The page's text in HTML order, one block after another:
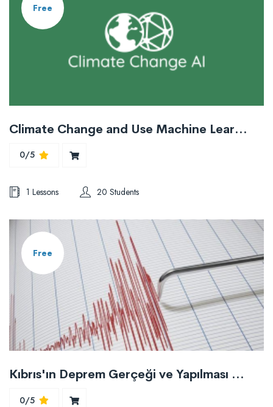
Free
Climate Change and Use Machine Learning for Climate Change Assessment
0/5
1 Lessons 20 Students
Free
Kıbrıs'ın Deprem Gerçeği ve Yapılması Gerekenler
0/5